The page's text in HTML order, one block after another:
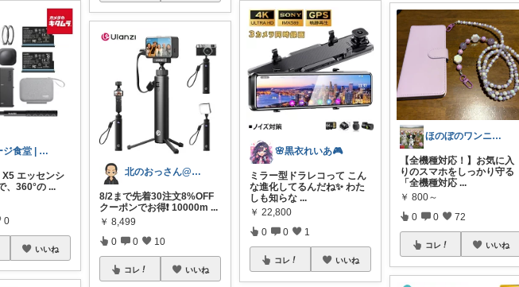
ガレージ食堂 | 開業準備中
エッセンシ
、360°の ...
0
いいね
北のおっさん@ガジェット好き
8/2まで先着30注文8%OFF
クーポンでお得❗ 10000m ...
￥ 8,499
0 0 10
コレ いいね
🌸黒衣れいあ🎮
ミラー型ドラレコって こん
な進化してるんだね✨ わた
しも知らな ...
￥ 22,800
0 0 1
コレ いいね
ほのぼのワンニャン日和🐾
【全機種対応！】お気に入
りのスマホをしっかり守る
「全機種対応...
￥ 800～
0 0 72
コレ いいね